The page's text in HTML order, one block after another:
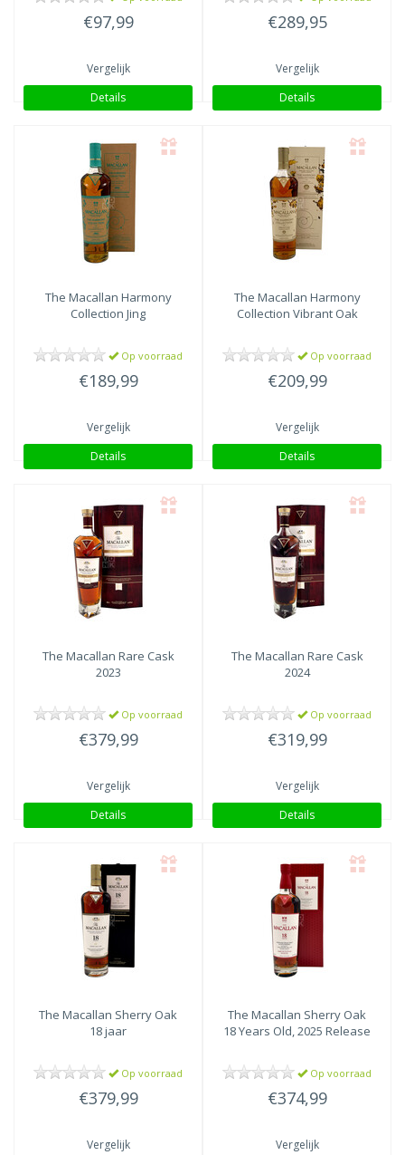
€97,99
Vergelijk
Details
€289,95
Vergelijk
Details
The Macallan Harmony
Collection Jing
Op voorraad
€189,99
Vergelijk
Details
The Macallan Harmony
Collection Vibrant Oak
Op voorraad
€209,99
Vergelijk
Details
The Macallan Rare Cask
2023
Op voorraad
€379,99
Vergelijk
Details
The Macallan Rare Cask
2024
Op voorraad
€319,99
Vergelijk
Details
The Macallan Sherry Oak
18 jaar
Op voorraad
€379,99
Vergelijk
The Macallan Sherry Oak
18 Years Old, 2025 Release
Op voorraad
€374,99
Vergelijk